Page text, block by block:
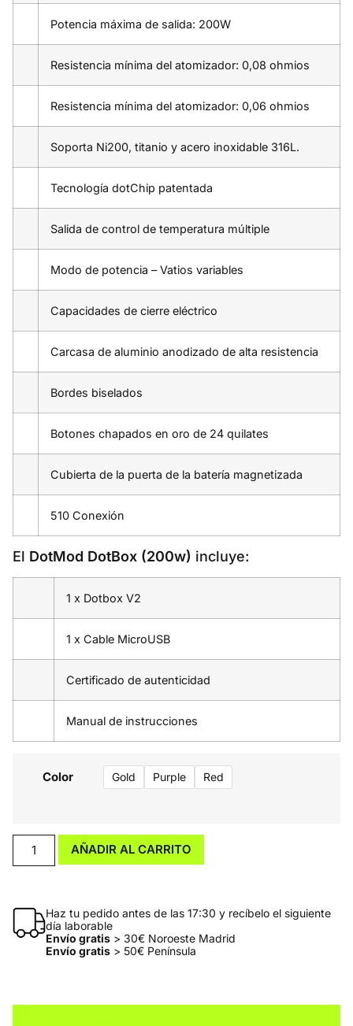
Potencia máxima de salida: 200W
Resistencia mínima del atomizador: 0,08 ohmios
Resistencia mínima del atomizador: 0,06 ohmios
Soporta Ni200, titanio y acero inoxidable 316L.
Tecnología dotChip patentada
Salida de control de temperatura múltiple
Modo de potencia – Vatios variables
Capacidades de cierre eléctrico
Carcasa de aluminio anodizado de alta resistencia
Bordes biselados
Botones chapados en oro de 24 quilates
Cubierta de la puerta de la batería magnetizada
510 Conexión
El DotMod DotBox (200w) incluye:
1 x Dotbox V2
1 x Cable MicroUSB
Certificado de autenticidad
Manual de instrucciones
Color Gold Purple Red
AÑADIR AL CARRITO
Haz tu pedido antes de las 17:30 y recíbelo el siguiente
día laborable
Envío gratis> 30€ Noroeste Madrid
Envío gratis> 50€ Península